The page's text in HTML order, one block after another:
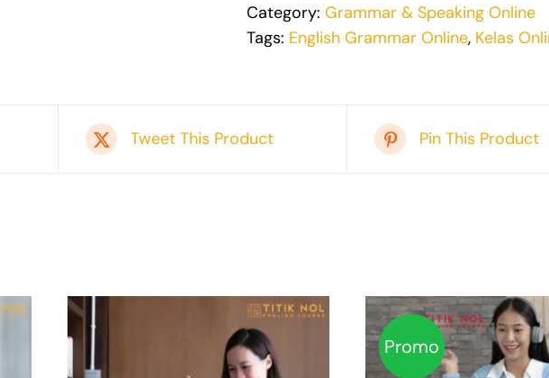
Category: Grammar & Speaking Online
Tags: English Grammar Online, Kelas
Tweet This Product Pin This Product
Promo